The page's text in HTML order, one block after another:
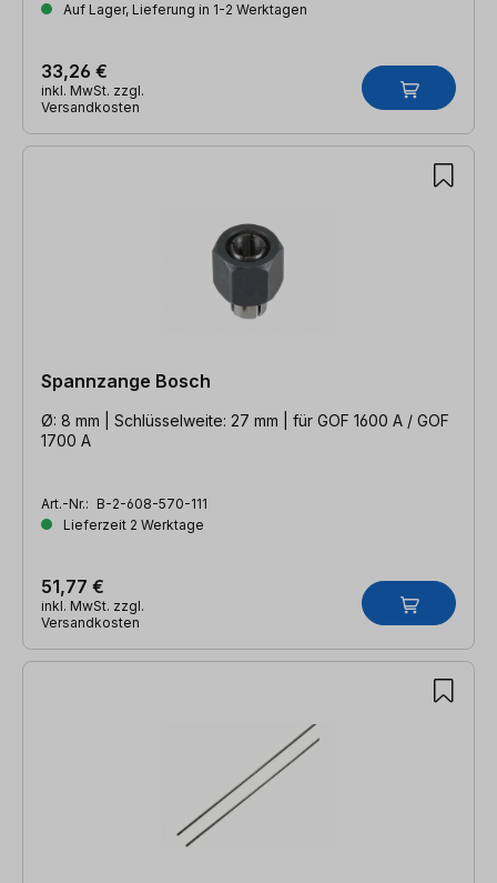
Auf Lager, Lieferung in 1-2 Werktagen
33,26 €
inkl. MwSt. zzgl.
Versandkosten
Spannzange Bosch
Ø: 8 mm | Schlüsselweite: 27 mm | für GOF 1600 A / GOF
1700 A
Art.-Nr.: B-2-608-570-111
Lieferzeit 2 Werktage
51,77 €
inkl. MwSt. zzgl.
Versandkosten